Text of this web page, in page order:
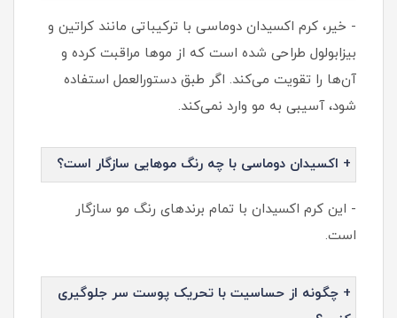
- خیر، کرم اکسیدان دوماسی با ترکیباتی مانند کراتین و
بیزابولول طراحی شده است که از موها مراقبت کرده و
آن‌ها را تقویت می‌کند. اگر طبق دستورالعمل استفاده
شود، آسیبی به مو وارد نمی‌کند.
+ اکسیدان دوماسی با چه رنگ موهایی سازگار است؟
- این کرم اکسیدان با تمام برندهای رنگ مو سازگار
است.
+ چگونه از حساسیت با تحریک پوست سر جلوگیری